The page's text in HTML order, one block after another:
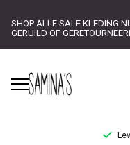
SHOP ALLE SALE KLEDING
GERUILD OF